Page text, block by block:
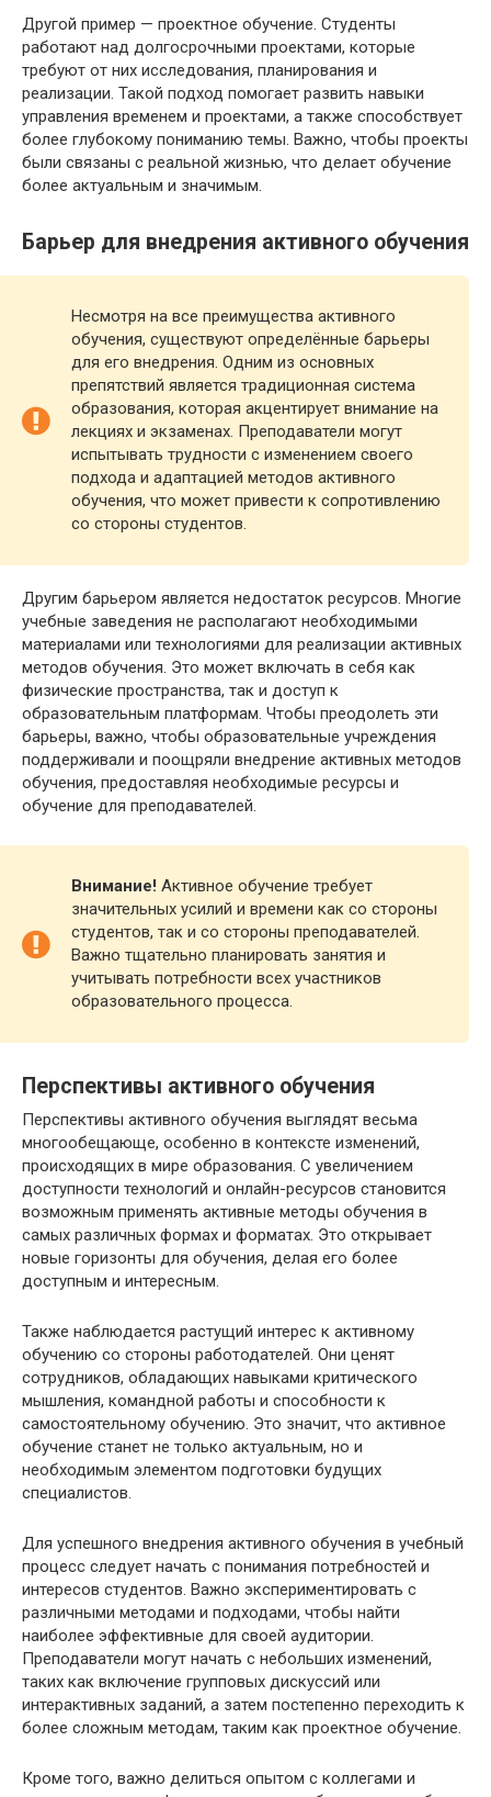
Другой пример — проектное обучение. Студенты
работают над долгосрочными проектами, которые
требуют от них исследования, планирования и
реализации. Такой подход помогает развить навыки
управления временем и проектами, а также способствует
более глубокому пониманию темы. Важно, чтобы проекты
были связаны с реальной жизнью, что делает обучение
более актуальным и значимым.
Барьер для внедрения активного обучения
Несмотря на все преимущества активного
обучения, существуют определённые барьеры
для его внедрения. Одним из основных
препятствий является традиционная система
образования, которая акцентирует внимание на
лекциях и экзаменах. Преподаватели могут
испытывать трудности с изменением своего
подхода и адаптацией методов активного
обучения, что может привести к сопротивлению
со стороны студентов.
Другим барьером является недостаток ресурсов. Многие
учебные заведения не располагают необходимыми
материалами или технологиями для реализации активных
методов обучения. Это может включать в себя как
физические пространства, так и доступ к
образовательным платформам. Чтобы преодолеть эти
барьеры, важно, чтобы образовательные учреждения
поддерживали и поощряли внедрение активных методов
обучения, предоставляя необходимые ресурсы и
обучение для преподавателей.
Внимание! Активное обучение требует
значительных усилий и времени как со стороны
студентов, так и со стороны преподавателей.
Важно тщательно планировать занятия и
учитывать потребности всех участников
образовательного процесса.
Перспективы активного обучения
Перспективы активного обучения выглядят весьма
многообещающе, особенно в контексте изменений,
происходящих в мире образования. С увеличением
доступности технологий и онлайн-ресурсов становится
возможным применять активные методы обучения в
самых различных формах и форматах. Это открывает
новые горизонты для обучения, делая его более
доступным и интересным.
Также наблюдается растущий интерес к активному
обучению со стороны работодателей. Они ценят
сотрудников, обладающих навыками критического
мышления, командной работы и способности к
самостоятельному обучению. Это значит, что активное
обучение станет не только актуальным, но и
необходимым элементом подготовки будущих
специалистов.
Для успешного внедрения активного обучения в учебный
процесс следует начать с понимания потребностей и
интересов студентов. Важно экспериментировать с
различными методами и подходами, чтобы найти
наиболее эффективные для своей аудитории.
Преподаватели могут начать с небольших изменений,
таких как включение групповых дискуссий или
интерактивных заданий, а затем постепенно переходить к
более сложным методам, таким как проектное обучение.
Кроме того, важно делиться опытом с коллегами и